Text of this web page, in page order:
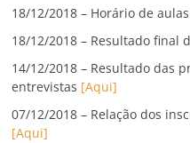
18/12/2018 – Horário de
18/12/2018 – Resultado final
14/12/2018 – Resultado das
entrevistas [Aqui]
07/12/2018 – Relação dos
[Aqui]